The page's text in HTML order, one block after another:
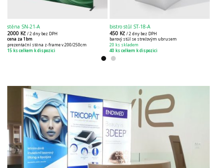
stěna SN-21-A
2000 Kč / 2 dny bez DPH
cena za 1bm
prezentační stěna z-frame v.200/250cm
15 ks celkem k dispozici
bistro stůl ST-18-A
450 Kč / 2 dny bez DPH
barový stůl se strečovým ubrusem
20 ks skladem
40 ks celkem k dispozici